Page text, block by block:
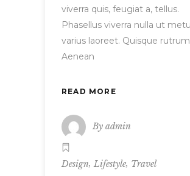
viverra quis, feugiat a, tellus.
Phasellus viverra nulla ut
varius laoreet. Quisque
Aenean
READ MORE
By admin
Design, Lifestyle, Travel